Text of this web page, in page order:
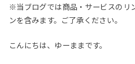
※当ブログでは商品・サービスのリ
ンを含みます。ご了承ください。
こんにちは、ゆーままです。